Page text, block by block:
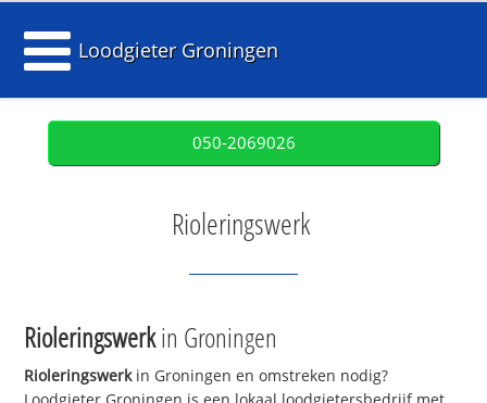
Loodgieter Groningen
050-2069026
Rioleringswerk
Rioleringswerkin Groningen
Rioleringswerkin Groningen en omstreken nodig?